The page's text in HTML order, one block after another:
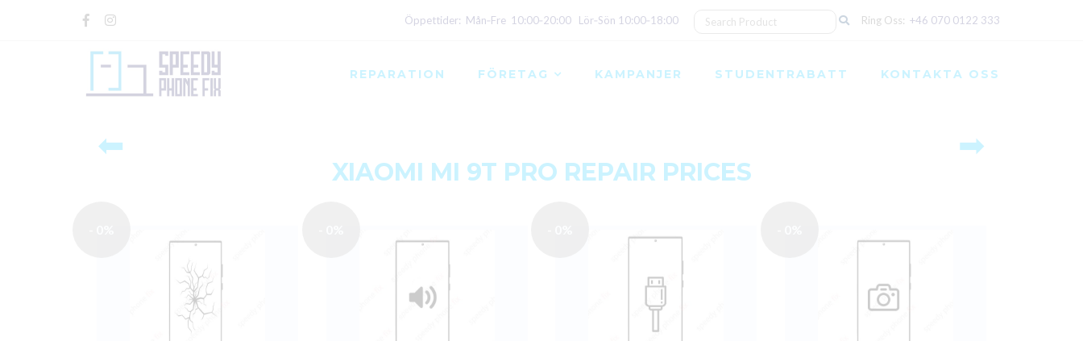
Öppettider: Mån‑Fre 10:00‑20:00 Lör‑Sön 10:00‑18:00 Ring Oss: +46 070 0122 333
REPARATION FÖRETAG KAMPANJER STUDENTRABATT KONTAKTA OSS
⬅ ➡
XIAOMI MI 9T PRO REPAIR PRICES